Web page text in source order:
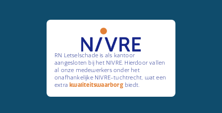
RN Letselschade is als kantoor
aangesloten bij het NIVRE. Hierdoor vallen
al onze medewerkers onder het
onafhankelijke NIVRE-tuchtrecht, wat een
extra kwaliteitswaarborgbiedt.